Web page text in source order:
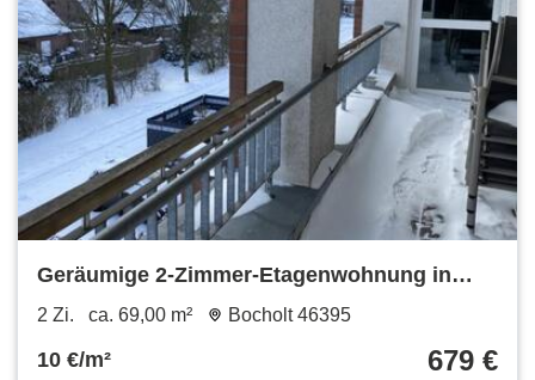
Geräumige 2-Zimmer-Etagenwohnung in
Bocholt – 69 m², 2. Etage links
2 Zi. ca. 69,00 m² Bocholt 46395
10 €/m² 679 €